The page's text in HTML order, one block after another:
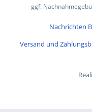
ggf.
Nachrichten
Versand und